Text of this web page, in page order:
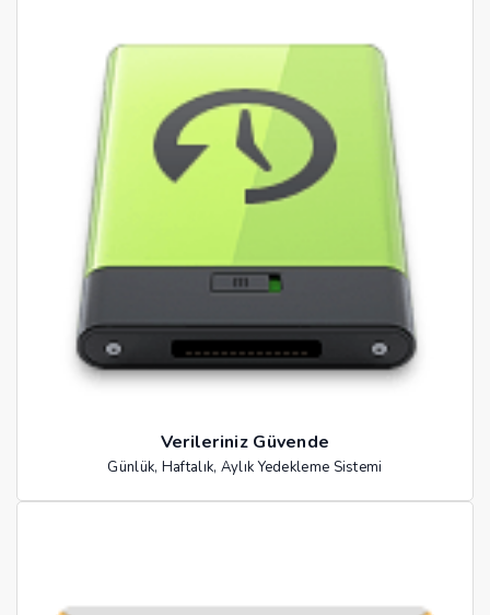
Verileriniz Güvende
Günlük, Haftalık, Aylık Yedekleme Sistemi